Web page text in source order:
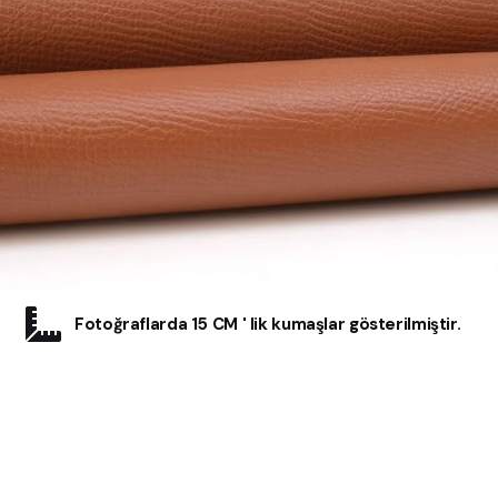
Fotoğraflarda 15 CM ' lik kumaşlar gösterilmiştir.